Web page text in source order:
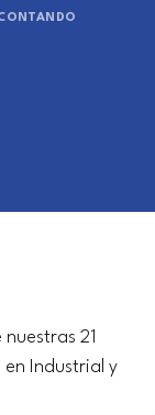
21
Industrial y